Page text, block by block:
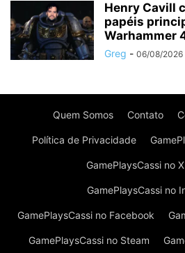
Henry Cavill
papéis
Warhammer
Greg - 06/08/2026
Quem Somos Contato
Política de Privacidade
GamePlaysCassi no
GamePlaysCassi no
GamePlaysCassi no Facebook
GamePlaysCassi no Steam